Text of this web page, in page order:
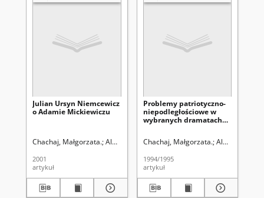
Julian Ursyn Niemcewicz
o Adamie Mickiewiczu
Chachaj, Małgorzata. Aleksandrowicz-Ulrich, Alina (1931- ). Redaktor
2001
artykuł
Problemy patriotyczno-
niepodległościowe w
wybranych dramatach
Chachaj, Małgorzata.
1994/1995
artykuł